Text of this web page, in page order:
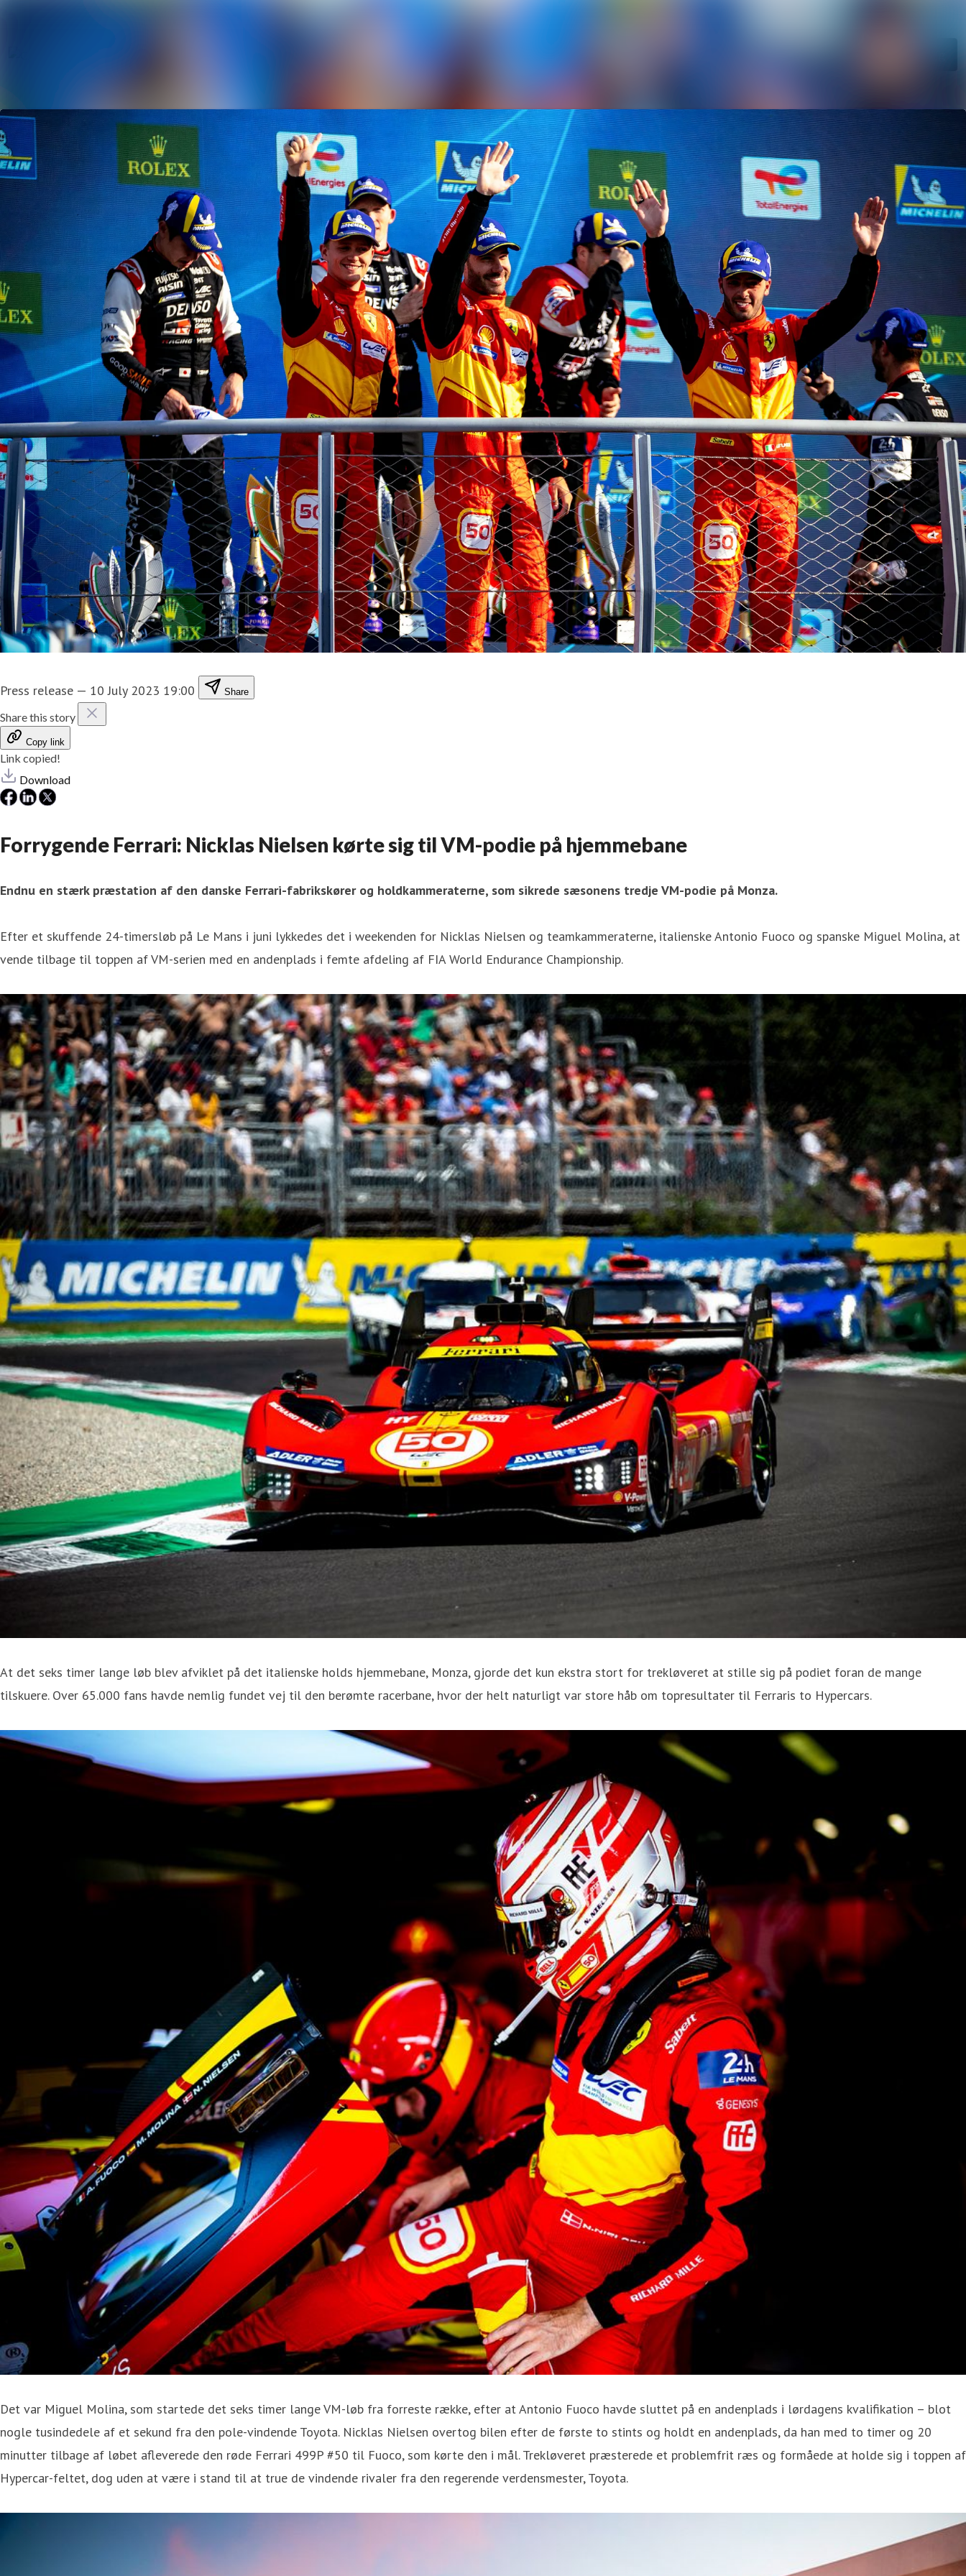
Press release — 10 July 2023 19:00 Share
Share this story
Copy link
Link copied!
Download
Forrygende Ferrari: Nicklas Nielsen kørte sig til VM-podie på hjemmebane
Endnu en stærk præstation af den danske Ferrari-fabrikskører og holdkammeraterne, som sikrede sæsonens tredje VM-podie på Monza.
Efter et skuffende 24-timersløb på Le Mans i juni lykkedes det i weekenden for Nicklas Nielsen og teamkammeraterne, italienske Antonio Fuoco og spanske Miguel Molina, at
vende tilbage til toppen af VM-serien med en andenplads i femte afdeling af FIA World Endurance Championship.
At det seks timer lange løb blev afviklet på det italienske holds hjemmebane, Monza, gjorde det kun ekstra stort for trekløveret at stille sig på podiet foran de mange
tilskuere. Over 65.000 fans havde nemlig fundet vej til den berømte racerbane, hvor der helt naturligt var store håb om topresultater til Ferraris to Hypercars.
Det var Miguel Molina, som startede det seks timer lange VM-løb fra forreste række, efter at Antonio Fuoco havde sluttet på en andenplads i lørdagens kvalifikation – blot
nogle tusindedele af et sekund fra den pole-vindende Toyota. Nicklas Nielsen overtog bilen efter de første to stints og holdt en andenplads, da han med to timer og 20
minutter tilbage af løbet afleverede den røde Ferrari 499P #50 til Fuoco, som kørte den i mål. Trekløveret præsterede et problemfrit ræs og formåede at holde sig i toppen af
Hypercar-feltet, dog uden at være i stand til at true de vindende rivaler fra den regerende verdensmester, Toyota.